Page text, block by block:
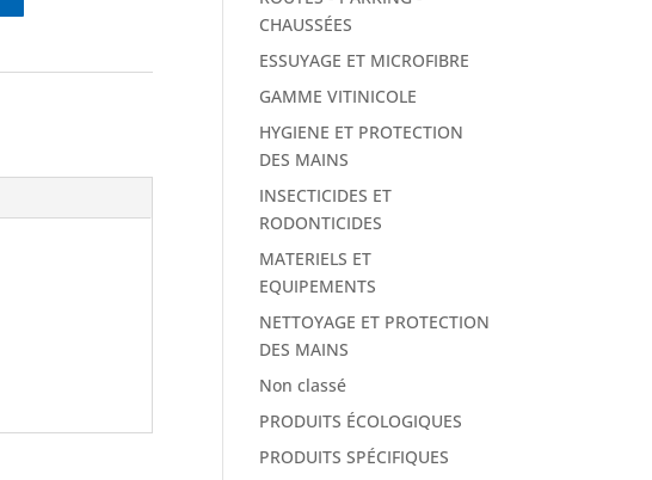
CHAUSSÉES
ESSUYAGE ET MICROFIBRE
GAMME VITINICOLE
HYGIENE ET PROTECTION
DES MAINS
INSECTICIDES ET
RODONTICIDES
MATERIELS ET
EQUIPEMENTS
NETTOYAGE ET PROTECTION
DES MAINS
Non classé
PRODUITS ÉCOLOGIQUES
PRODUITS SPÉCIFIQUES